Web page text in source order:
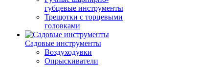
губцевые инструменты
Трещотки с торцевыми
головками
Садовые инструменты
Воздуходувки
Опрыскиватели